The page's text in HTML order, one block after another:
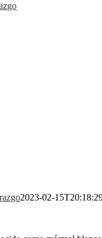
2023-02-